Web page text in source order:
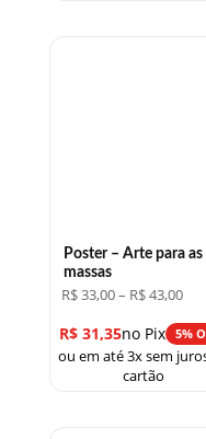
Poster – Arte para as
massas
R$33,00– R$43,00Faixa
R$
R$31,35no Pix 5%
ou em até 3x sem
cartão